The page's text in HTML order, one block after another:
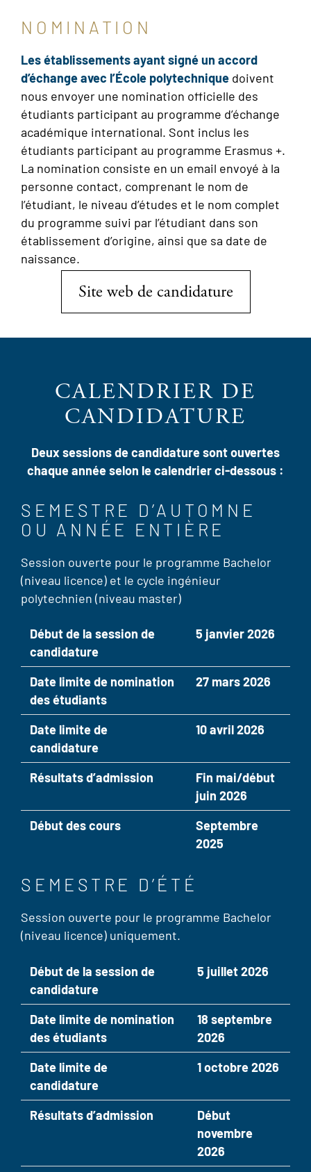
NOMINATION
Les établissements ayant signé un accord
d’échange avec l’École polytechnique doivent
nous envoyer une nomination officielle des
étudiants participant au programme d’échange
académique international. Sont inclus les
étudiants participant au programme Erasmus +.
La nomination consiste en un email envoyé à la
personne contact, comprenant le nom de
l’étudiant, le niveau d’études et le nom complet
du programme suivi par l’étudiant dans son
établissement d’origine, ainsi que sa date de
naissance.
Site web de candidature
CALENDRIER DE
CANDIDATURE
Deux sessions de candidature sont ouvertes
chaque année selon le calendrier ci-dessous :
SEMESTRE D’AUTOMNE
OU ANNÉE ENTIÈRE
Session ouverte pour le programme Bachelor
(niveau licence) et le cycle ingénieur
polytechnien (niveau master)
Début de la session de
candidature
5 janvier 2026
Date limite de nomination
des étudiants
27 mars 2026
Date limite de
candidature
10 avril 2026
Résultats d’admission
Fin mai/début
juin 2026
Début des cours
Septembre
2025
SEMESTRE D’ÉTÉ
Session ouverte pour le programme Bachelor
(niveau licence) uniquement.
Début de la session de
candidature
5 juillet 2026
Date limite de nomination
des étudiants
18 septembre
2026
Date limite de
candidature
1 octobre 2026
Résultats d’admission
Début
novembre
2026